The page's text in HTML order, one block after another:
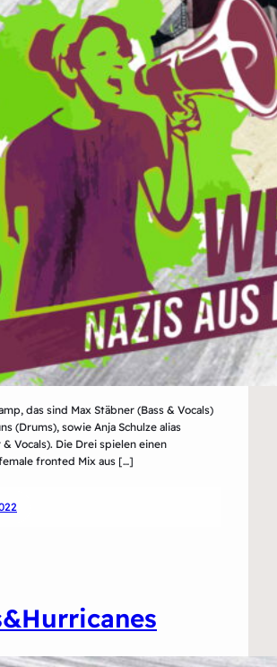
das sind Max Stäbner (Bass & Vocals)
(Drums), sowie Anja Schulze alias
& Vocals). Die Drei spielen einen
fronted Mix aus […]